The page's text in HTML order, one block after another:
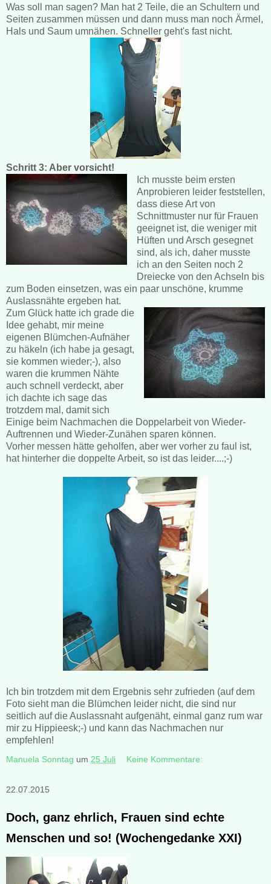
Was soll man sagen? Man hat 2 Teile, die an Schultern und
Seiten zusammen müssen und dann muss man noch Ärmel,
Hals und Saum umnähen. Schneller geht's fast nicht.
Schritt 3: Aber vorsicht!
Ich musste beim ersten
Anprobieren leider feststellen,
dass diese Art von
Schnittmuster nur für Frauen
geeignet ist, die weniger mit
Hüften und Arsch gesegnet
sind, als ich, daher musste
ich an den Seiten noch 2
Dreiecke von den Achseln bis
zum Boden einsetzen, was ein paar unschöne, krumme
Auslassnähte ergeben hat.
Zum Glück hatte ich grade die
Idee gehabt, mir meine
eigenen Blümchen-Aufnäher
zu häkeln (ich habe ja gesagt,
sie kommen wieder;-), also
waren die krummen Nähte
auch schnell verdeckt, aber
ich dachte ich sage das
trotzdem mal, damit sich
Einige beim Nachmachen die Doppelarbeit von Wieder-
Auftrennen und Wieder-Zunähen sparen können.
Vorher messen hätte geholfen, aber wer vorher zu faul ist,
hat hinterher die doppelte Arbeit, so ist das leider....;-)
Ich bin trotzdem mit dem Ergebnis sehr zufrieden (auf dem
Foto sieht man die Blümchen leider nicht, die sind nur
seitlich auf die Auslassnaht aufgenäht, einmal ganz rum war
mir zu Hippieesk;-) und kann das Nachmachen nur
empfehlen!
Manuela Sonntag um 25 Juli Keine Kommentare:
22.07.2015
Doch, ganz ehrlich, Frauen sind echte
Menschen und so! (Wochengedanke XXI)